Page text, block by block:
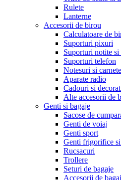
Rulete
Lanterne
Accesorii de birou
Calculatoare de
Suporturi pixuri
Suporturi notite si
Suporturi telefon
Notesuri si
Aparate radio
Cadouri si
Alte accesorii de
Genti si bagaje
Sacose de
Genti de voiaj
Genti sport
Genti frigorifice
Rucsacuri
Trollere
Seturi de bagaje
Accesorii de